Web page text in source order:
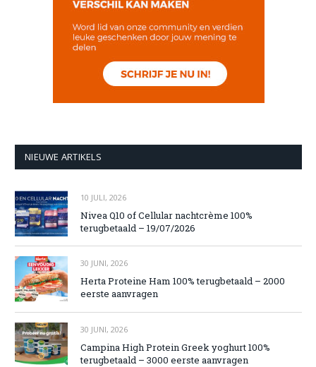
NIEUWE ARTIKELS
10 JULI, 2026
Nivea Q10 of Cellular nachtcrème 100%
terugbetaald – 19/07/2026
30 JUNI, 2026
Herta Proteine Ham 100% terugbetaald – 2000
eerste aanvragen
30 JUNI, 2026
Campina High Protein Greek yoghurt 100%
terugbetaald – 3000 eerste aanvragen